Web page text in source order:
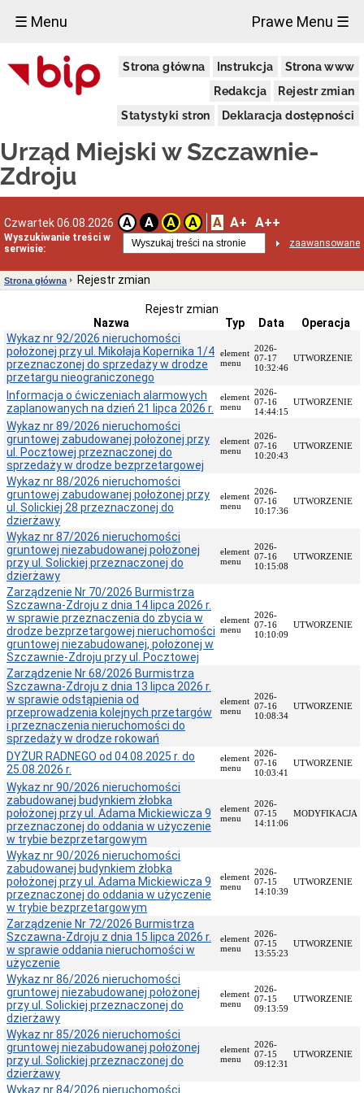
☰ Menu Prawe Menu ☰
Strona główna Instrukcja
Strona www
Redakcja
Rejestr zmian
Statystyki stron
Deklaracja dostępności
Urząd Miejski w Szczawnie-
Zdroju
Czwartek 06.08.2026 A A A A A A+ A++
Wyszukiwanie treści w
serwisie:
zaawansowane
Urząd
Miejski
Aktualności
Dni
i
godziny
otwarcia
telefonów
Kierownictwo
Statut
i
Obwieszczenia
Burmistrza
Interpretacje
Burmistrza
Ogłoszenia
o
naborze
pracowników
Ogłoszenia,
obwieszczenia,
informacje
innych
instytucji
Uchwała
antysmogowa
Uchwała
dla
województwa
dolnośląskiego
Fundusz
Szerokopasmowy
Konkurs
na
udzielenie
dotacji
celowej
Zamówienia
publiczne
i
sprzedaż
nieruchomości
Ogłoszenia
przetargów
Informacje
z
otwarcia
ofert
Rozstrzygnięcia
przetargów
Zamówienia
publiczne
wyłączone
ze
stosowania
ustawy
pzp
Sprzedaż
nieruchomości
Wykazy
nieruchomości
przeznaczonych
do
Strona główna Rejestr zmian
Rejestr zmian
Nazwa
Typ Data
Operacja
Wykaz nr 92/2026 nieruchomości
położonej przy ul. Mikołaja Kopernika 1/4
przeznaczonej do sprzedaży w drodze
przetargu nieograniczonego
element
menu
2026-
07-17
10:32:46
UTWORZENIE
Informacja o ćwiczeniach alarmowych
zaplanowanych na dzień 21 lipca 2026 r.
element
menu
2026-
07-16
14:44:15
UTWORZENIE
Wykaz nr 89/2026 nieruchomości
gruntowej zabudowanej położonej przy
ul. Pocztowej przeznaczonej do
sprzedaży w drodze bezprzetargowej
element
menu
2026-
07-16
10:20:43
UTWORZENIE
Wykaz nr 88/2026 nieruchomości
gruntowej zabudowanej położonej przy
ul. Solickiej 28 przeznaczonej do
dzierżawy
element
menu
2026-
07-16
10:17:36
UTWORZENIE
Wykaz nr 87/2026 nieruchomości
gruntowej niezabudowanej położonej
przy ul. Solickiej przeznaczonej do
dzierżawy
element
menu
2026-
07-16
10:15:08
UTWORZENIE
Zarządzenie Nr 70/2026 Burmistrza
Szczawna-Zdroju z dnia 14 lipca 2026 r.
w sprawie przeznaczenia do zbycia w
drodze bezprzetargowej nieruchomości
gruntowej niezabudowanej, położonej w
Szczawnie-Zdroju przy ul. Pocztowej
element
menu
2026-
07-16
10:10:09
UTWORZENIE
Zarządzenie Nr 68/2026 Burmistrza
Szczawna-Zdroju z dnia 13 lipca 2026 r.
w sprawie odstąpienia od
przeprowadzenia kolejnych przetargów
i przeznaczenia nieruchomości do
sprzedaży w drodze rokowań
element
menu
2026-
07-16
10:08:34
UTWORZENIE
DYŻUR RADNEGO od 04.08.2025 r. do
25.08.2026 r.
element
menu
2026-
07-16
10:03:41
UTWORZENIE
Wykaz nr 90/2026 nieruchomości
zabudowanej budynkiem żłobka
położonej przy ul. Adama Mickiewicza 9
przeznaczonej do oddania w użyczenie
w trybie bezprzetargowym
element
menu
2026-
07-15
14:11:06
MODYFIKACJA
Wykaz nr 90/2026 nieruchomości
zabudowanej budynkiem żłobka
położonej przy ul. Adama Mickiewicza 9
przeznaczonej do oddania w użyczenie
w trybie bezprzetargowym
element
menu
2026-
07-15
14:10:39
UTWORZENIE
Zarządzenie Nr 72/2026 Burmistrza
Szczawna-Zdroju z dnia 15 lipca 2026 r.
w sprawie oddania nieruchomości w
użyczenie
element
menu
2026-
07-15
13:55:23
UTWORZENIE
Wykaz nr 86/2026 nieruchomości
gruntowej niezabudowanej położonej
przy ul. Solickiej przeznaczonej do
dzierżawy
element
menu
2026-
07-15
09:13:59
UTWORZENIE
Wykaz nr 85/2026 nieruchomości
gruntowej niezabudowanej położonej
przy ul. Solickiej przeznaczonej do
dzierżawy
element
menu
2026-
07-15
09:12:31
UTWORZENIE
Wykaz nr 84/2026 nieruchomości
×